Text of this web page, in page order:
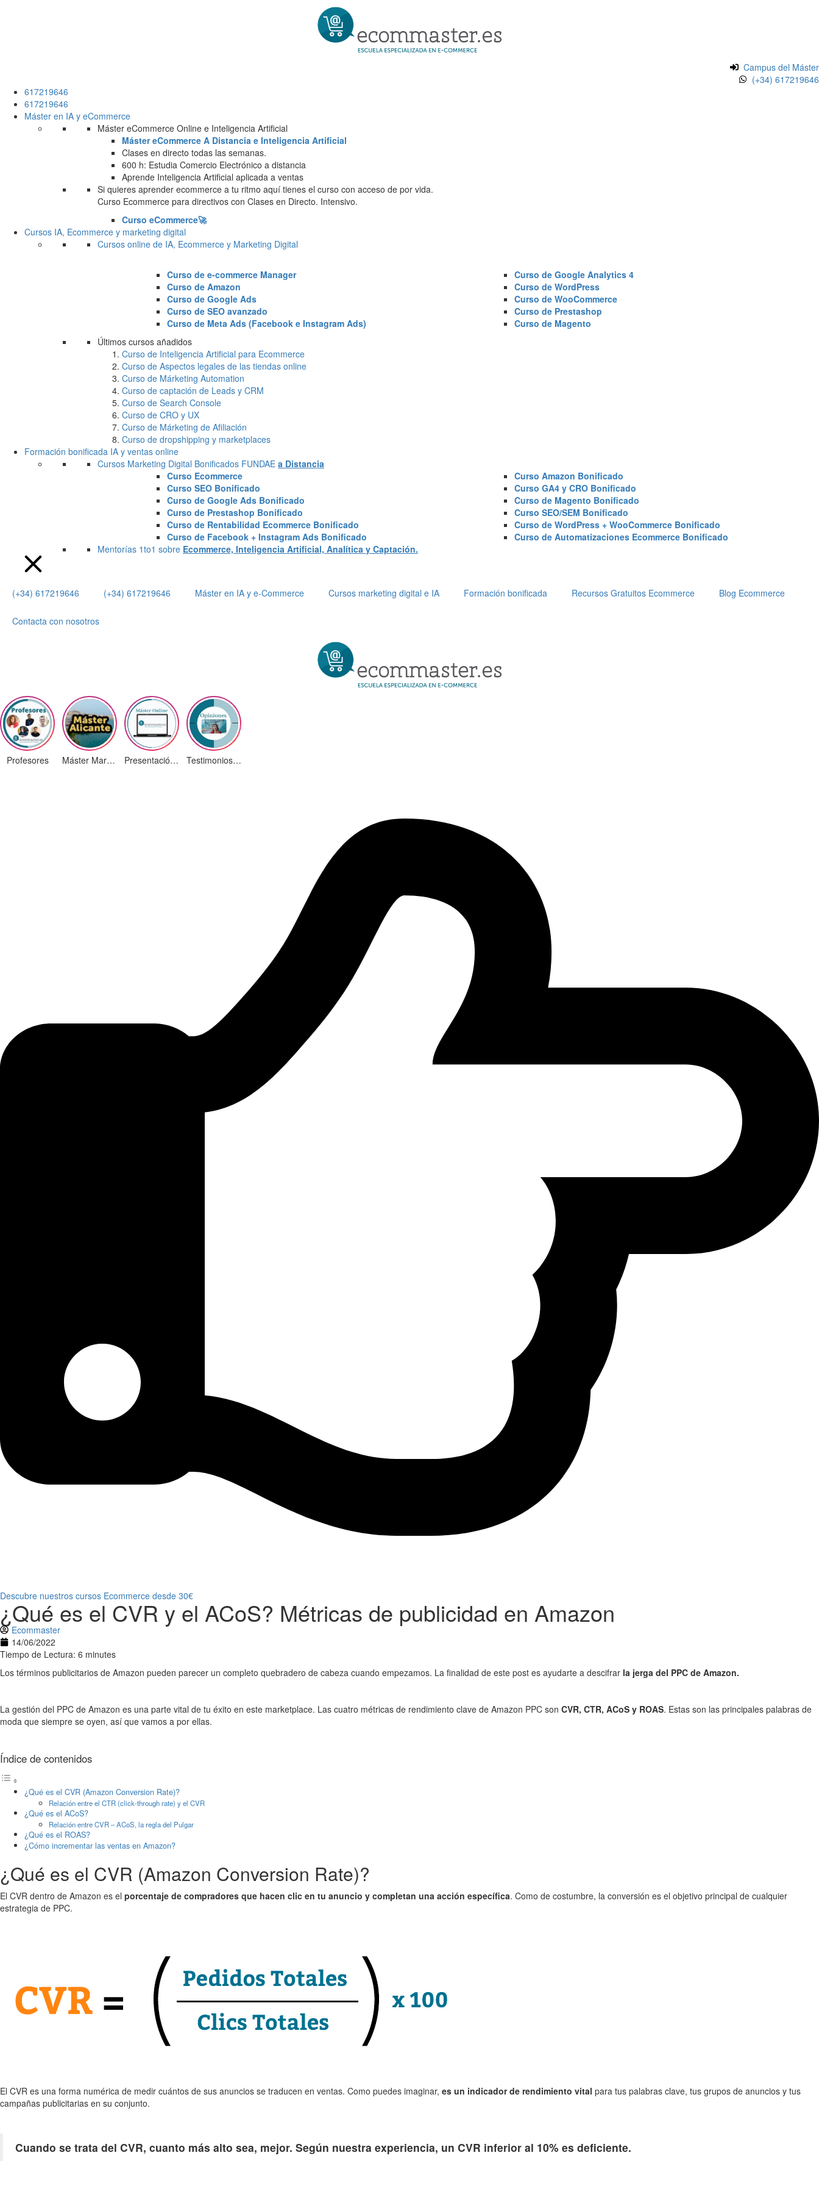
Campus del Máster
(+34) 617219646
617219646
617219646
Máster en IA y eCommerce
Máster eCommerce Online e Inteligencia Artificial
Máster eCommerce A Distancia e Inteligencia Artificial
Clases en directo todas las semanas.
600 h: Estudia Comercio Electrónico a distancia
Aprende Inteligencia Artificial aplicada a ventas
Si quieres aprender ecommerce a tu ritmo aquí tienes el curso con acceso de por vida.
Curso Ecommerce para directivos con Clases en Directo. Intensivo.
Curso eCommerce🚀
Cursos IA, Ecommerce y marketing digital
Cursos online de IA, Ecommerce y Marketing Digital
Curso de e-commerce Manager
Curso de Amazon
Curso de Google Ads
Curso de SEO avanzado
Curso de Meta Ads (Facebook e Instagram Ads)
Curso de Google Analytics 4
Curso de WordPress
Curso de WooCommerce
Curso de Prestashop
Curso de Magento
Últimos cursos añadidos
Curso de Inteligencia Artificial para Ecommerce
Curso de Aspectos legales de las tiendas online
Curso de Márketing Automation
Curso de captación de Leads y CRM
Curso de Search Console
Curso de CRO y UX
Curso de Márketing de Afiliación
Curso de dropshipping y marketplaces
Formación bonificada IA y ventas online
Cursos Marketing Digital Bonificados FUNDAE a Distancia
Curso Ecommerce
Curso SEO Bonificado
Curso de Google Ads Bonificado
Curso de Prestashop Bonificado
Curso de Rentabilidad Ecommerce Bonificado
Curso de Facebook + Instagram Ads Bonificado
Curso Amazon Bonificado
Curso GA4 y CRO Bonificado
Curso de Magento Bonificado
Curso SEO/SEM Bonificado
Curso de WordPress + WooCommerce Bonificado
Curso de Automatizaciones Ecommerce Bonificado
Mentorías 1to1 sobre Ecommerce, Inteligencia Artificial, Analítica y Captación.
(+34) 617219646 (+34) 617219646 Máster en IA y e-Commerce Cursos marketing digital e IA Formación bonificada Recursos Gratuitos Ecommerce Blog Ecommerce
Contacta con nosotros
Profesores Máster Marketing Digital en Alicante Presentación ¡Nuevas Ediciones! Testimonios Alumnos
Descubre nuestros cursos Ecommerce desde 30€
¿Qué es el CVR y el ACoS? Métricas de publicidad en Amazon
Ecommaster
14/06/2022
Tiempo de Lectura: 6 minutes
Los términos publicitarios de Amazon pueden parecer un completo quebradero de cabeza cuando empezamos. La finalidad de este post es ayudarte a descifrar la jerga del PPC de Amazon.
La gestión del PPC de Amazon es una parte vital de tu éxito en este marketplace. Las cuatro métricas de rendimiento clave de Amazon PPC son CVR, CTR, ACoS y ROAS. Estas son las principales palabras de
moda que siempre se oyen, así que vamos a por ellas.
Índice de contenidos
¿Qué es el CVR (Amazon Conversion Rate)?
Relación entre el CTR (click-through rate) y el CVR
¿Qué es el ACoS?
Relación entre CVR – ACoS, la regla del Pulgar
¿Qué es el ROAS?
¿Cómo incrementar las ventas en Amazon?
¿Qué es el CVR (Amazon Conversion Rate)?
El CVR dentro de Amazon es el porcentaje de compradores que hacen clic en tu anuncio y completan una acción específica. Como de costumbre, la conversión es el objetivo principal de cualquier
estrategia de PPC.
El CVR es una forma numérica de medir cuántos de sus anuncios se traducen en ventas. Como puedes imaginar, es un indicador de rendimiento vital para tus palabras clave, tus grupos de anuncios y tus
campañas publicitarias en su conjunto.
Cuando se trata del CVR, cuanto más alto sea, mejor. Según nuestra experiencia, un CVR inferior al 10% es deficiente.